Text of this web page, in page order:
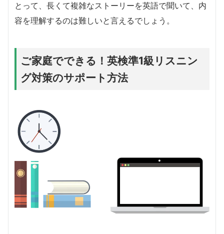
とって、長くて複雑なストーリーを英語で聞いて、内
容を理解するのは難しいと言えるでしょう。
ご家庭でできる！英検準1級リスニン
グ対策のサポート方法